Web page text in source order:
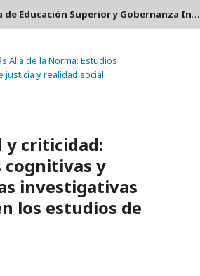
Revista Científica de Educación Superior y Gobernanza Interuniversitaria Aula 24 - ISSN: 2953-660X
Allá de la Norma: Estudios
y realidad social
y criticidad:
cognitivas y
investigativas
los estudios de